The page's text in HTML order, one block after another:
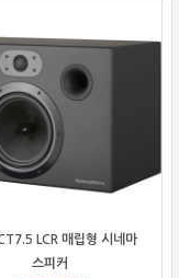
LCR 매립형 시네마
스피커